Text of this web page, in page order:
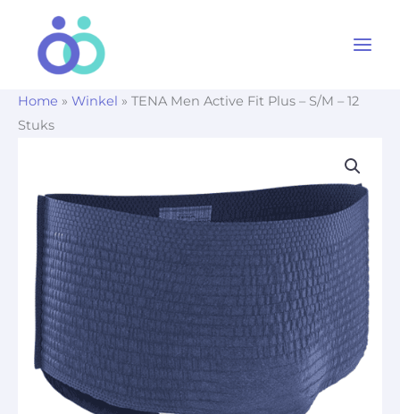
Home » Winkel » TENA Men Active Fit Plus – S/M – 12
Stuks